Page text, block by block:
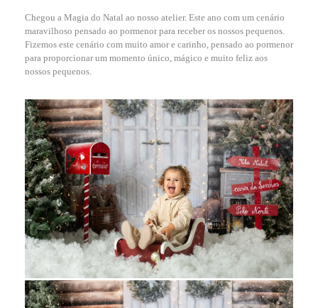
Chegou a Magia do Natal ao nosso atelier. Este ano com um cenário
maravilhoso pensado ao pormenor para receber os nossos pequenos.
Fizemos este cenário com muito amor e carinho, pensado ao pormenor
para proporcionar um momento único, mágico e muito feliz aos
nossos pequenos.